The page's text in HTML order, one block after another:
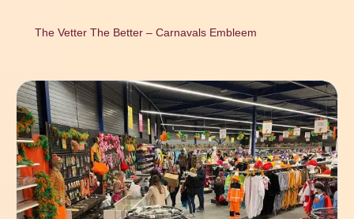
The Vetter The Better – Carnavals Embleem